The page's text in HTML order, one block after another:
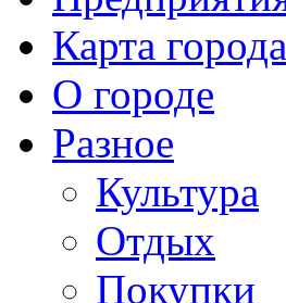
Карта города
О городе
Разное
Культура
Отдых
Покупки